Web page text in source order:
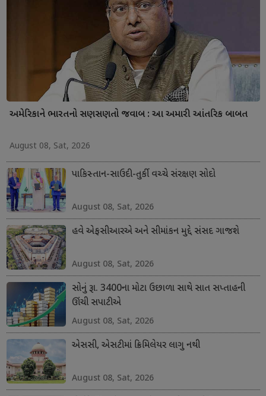
અમેરિકાને ભારતનો સણસણતો જવાબ : આ અમારી આંતરિક બાબત
August 08, Sat, 2026
પાકિસ્તાન-સાઉદી-તુર્કી વચ્ચે સંરક્ષણ સોદો
August 08, Sat, 2026
હવે એફસીઆરએ અને સીમાંકન મુદ્દે સંસદ ગાજશે
August 08, Sat, 2026
સોનું રૂા. 3400ના મોટા ઉછાળા સાથે સાત સપ્તાહની
ઊંચી સપાટીએ
August 08, Sat, 2026
એસસી, એસટીમાં ક્રિમિલેયર લાગુ નથી
August 08, Sat, 2026